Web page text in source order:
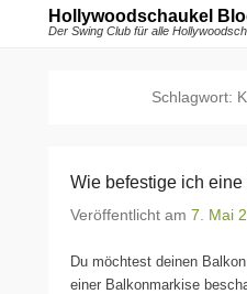
Hollywoodschaukel
Der Swing Club für alle
Schlagwort:
Wie befestige ich
Veröffentlicht am 7. Mai
Du möchtest deinen
einer Balkonmarkise